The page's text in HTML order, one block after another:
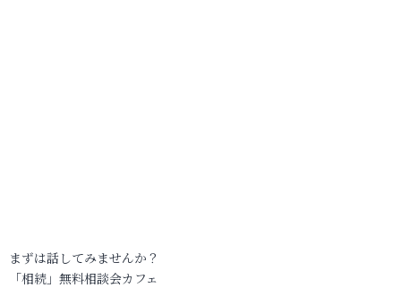
まずは話してみませんか？
「相続」無料相談会カフェ